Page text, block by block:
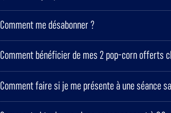
Comment me désabonner ?
Comment bénéficier de mes 2 pop-corn offerts
Comment faire si je me présente à une séance